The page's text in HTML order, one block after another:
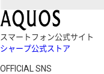
スマートフォン公式サイト
シャープ公式ストア
OFFICIAL SNS